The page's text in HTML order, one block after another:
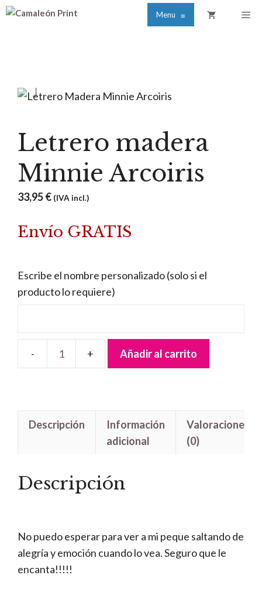
Saltar
Menu ≡
Letrero madera
Minnie Arcoiris
33,95€ (IVA incl.)
Envío GRATIS
Escribe el nombre personalizado (solo si el
producto lo requiere)
Arcoiris
cantidad
Añadir al carrito
Descripción
Información
adicional
Valoraciones
(0)
Descripción
No puedo esperar para ver a mi peque saltando de
alegría y emoción cuando lo vea. Seguro que le
encanta!!!!!